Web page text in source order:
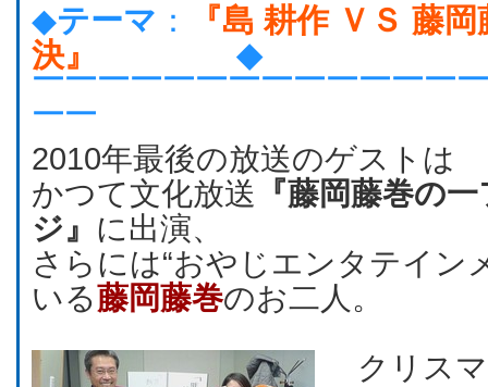
◆テーマ ：
『島 耕作 ＶＳ 藤
決』 ◆
￣￣￣￣￣￣￣￣￣￣￣￣￣
￣￣
2010年最後の放送のゲストは
かつて文化放送 『藤岡藤巻の
ジ』 に出演、
さらには“おやじエンタテイン
いる藤岡藤巻のお二人。
クリスマ